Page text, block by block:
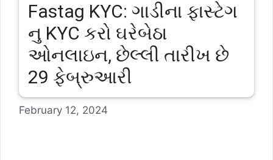
Fastag KYC: ગાડીના ફાસ્ટેગ
નુ KYC કરો ઘરેબેઠા
ઓનલાઇન, છેલ્લી તારીખ છે
29 ફેબ્રુઆરી
February 12, 2024